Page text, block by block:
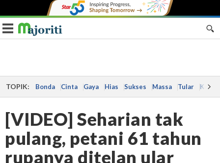
Toggle navigation
TOPIK: Bonda Cinta Gaya Hias Sukses Massa Tular Kes
[VIDEO] Seharian tak
pulang, petani 61 tahun
rupanya ditelan ular